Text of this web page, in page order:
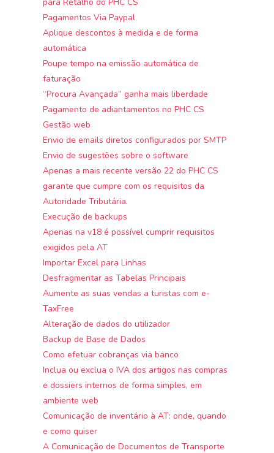
Pagamentos Via Paypal
Aplique descontos à medida e de forma
automática
Poupe tempo na emissão automática de
faturação
“Procura Avançada” ganha mais liberdade
Pagamento de adiantamentos no PHC CS
Gestão web
Envio de emails diretos configurados por SMTP
Envio de sugestões sobre o software
Apenas a mais recente versão 22 do PHC CS
garante que cumpre com os requisitos da
Autoridade Tributária.
Execução de backups
Apenas na v18 é possível cumprir requisitos
exigidos pela AT
Importar Excel para Linhas
Desfragmentar as Tabelas Principais
Aumente as suas vendas a turistas com e-
TaxFree
Alteração de dados do utilizador
Backup de Base de Dados
Como efetuar cobranças via banco
Inclua ou exclua o IVA dos artigos nas compras
e dossiers internos de forma simples, em
ambiente web
Comunicação de inventário à AT: onde, quando
e como quiser
A Comunicação de Documentos de Transporte